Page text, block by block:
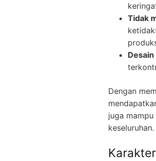
Tidak
Dengan
juga
keseluruhan.